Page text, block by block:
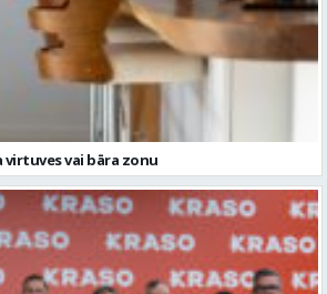
virtuves vai bāra zonu